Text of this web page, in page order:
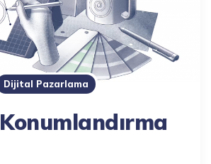
Dijital Pazarlama